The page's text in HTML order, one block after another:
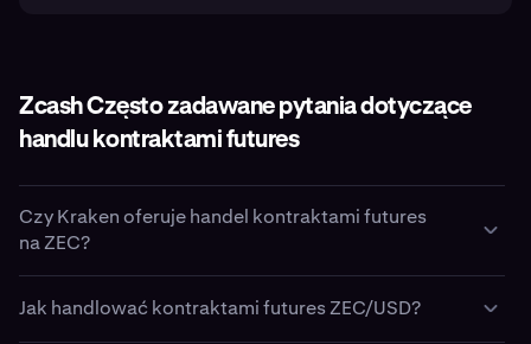
Zcash Często zadawane pytania dotyczące
handlu kontraktami futures
Czy Kraken oferuje handel kontraktami futures
na ZEC?
(ZEC) poprzez platformę Kraken Pro.
Jak handlować kontraktami futures ZEC/USD?